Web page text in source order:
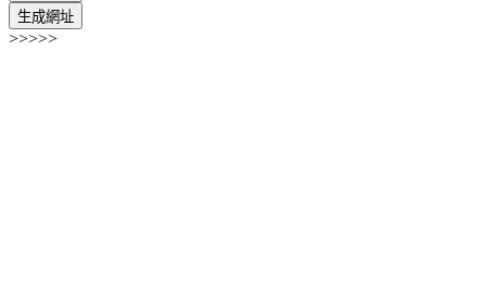
生成網址
>>>>>